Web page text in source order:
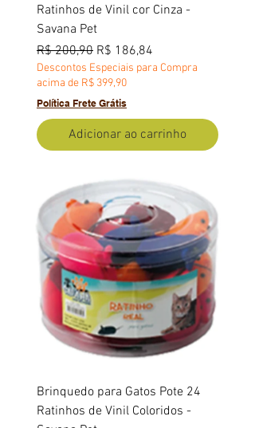
Ratinhos de Vinil cor Cinza -
Savana Pet
Preço normal
R$ 200,90 Preço promocional
R$ 186,84
Descontos Especiais para Compra
acima de R$ 399,90
Política Frete Grátis
Adicionar ao carrinho
Brinquedo para Gatos Pote 24
Ratinhos de Vinil Coloridos -